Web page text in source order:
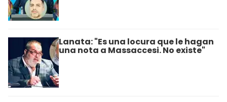
Lanata: "Es una locura que le hagan
una nota a Massaccesi. No existe"